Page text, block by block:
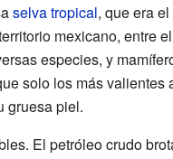
selva tropical, que era
mexicano, entre
especies, y
solo los más valientes
gruesa piel.
El petróleo crudo